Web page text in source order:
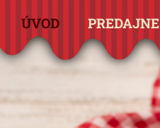
ÚVOD PREDAJNE